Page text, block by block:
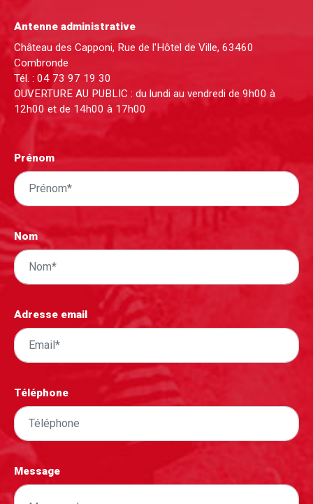
Antenne administrative
Château des Capponi, Rue de l'Hôtel de Ville, 63460
Combronde
Tél. : 04 73 97 19 30
OUVERTURE AU PUBLIC : du lundi au vendredi de 9h00 à
12h00 et de 14h00 à 17h00
Prénom
Nom
Adresse email
Téléphone
Message